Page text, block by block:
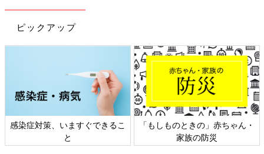
（取材・文／酒井範子、たまひよONLINE編集部）
※文中のコメントは「たまひよ」アプリユーザーから集めた体験
※調査は2024年10月実施の「まいにちのたまひよ」アプリユーザ
ーに実施ししたものです。（有効回答数223人）
※記事の内容は2024年12月の情報で、現在と異なる場合がありま
す。
本橋ひろえさん
ピックアップ
感染症対策、いますぐできるこ
と
「もしものときの」赤ちゃん・
家族の防災